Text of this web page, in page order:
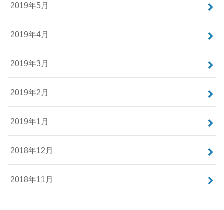
2019年5月
2019年4月
2019年3月
2019年2月
2019年1月
2018年12月
2018年11月